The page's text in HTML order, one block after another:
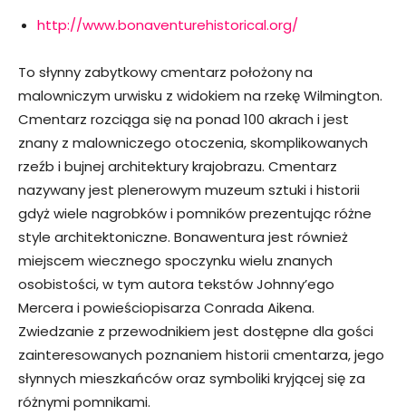
http://www.bonaventurehistorical.org/
To słynny zabytkowy cmentarz położony na
malowniczym urwisku z widokiem na rzekę Wilmington.
Cmentarz rozciąga się na ponad 100 akrach i jest
znany z malowniczego otoczenia, skomplikowanych
rzeźb i bujnej architektury krajobrazu. Cmentarz
nazywany jest plenerowym muzeum sztuki i historii
gdyż wiele nagrobków i pomników prezentując różne
style architektoniczne. Bonawentura jest również
miejscem wiecznego spoczynku wielu znanych
osobistości, w tym autora tekstów Johnny’ego
Mercera i powieściopisarza Conrada Aikena.
Zwiedzanie z przewodnikiem jest dostępne dla gości
zainteresowanych poznaniem historii cmentarza, jego
słynnych mieszkańców oraz symboliki kryjącej się za
różnymi pomnikami.